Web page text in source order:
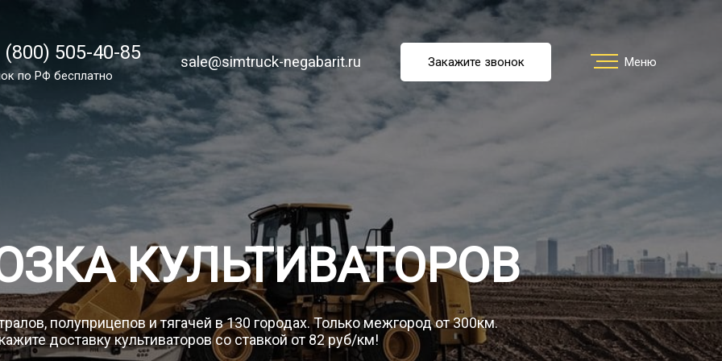
(800) 505-40-85
по России бесплатно
sale@simtruck-negabarit.ru Заказать звонок Меню
Заказать перевозку
О компании
Грузы
(800) 505-40-85
по РФ бесплатно
sale@simtruck-negabarit.ru Закажите звонок Меню
КУЛЬТИВАТОРОВ
полуприцепов и тягачей в 130 городах. Только межгород от 300км.
доставку культиваторов со ставкой от 82 руб/км!